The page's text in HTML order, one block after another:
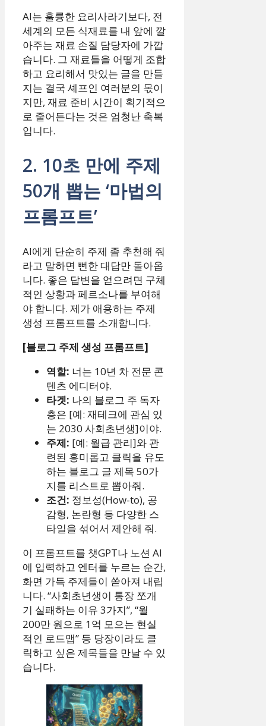
AI는 훌륭한 요리사라기보다, 전
세계의 모든 식재료를 내 앞에 깔
아주는 재료 손질 담당자에 가깝
습니다. 그 재료들을 어떻게 조합
하고 요리해서 맛있는 글을 만들
지는 결국 셰프인 여러분의 몫이
지만, 재료 준비 시간이 획기적으
로 줄어든다는 것은 엄청난 축복
입니다.
2. 10초 만에 주제
50개 뽑는 ‘마법의
프롬프트’
AI에게 단순히 주제 좀 추천해 줘
라고 말하면 뻔한 대답만 돌아옵
니다. 좋은 답변을 얻으려면 구체
적인 상황과 페르소나를 부여해
야 합니다. 제가 애용하는 주제
생성 프롬프트를 소개합니다.
[블로그 주제 생성 프롬프트]
역할: 너는 10년 차 전문 콘
텐츠 에디터야.
타겟: 나의 블로그 주 독자
층은 [예: 재테크에 관심 있
는 2030 사회초년생]이야.
주제: [예: 월급 관리]와 관
련된 흥미롭고 클릭을 유도
하는 블로그 글 제목 50가
지를 리스트로 뽑아줘.
조건: 정보성(How-to), 공
감형, 논란형 등 다양한 스
타일을 섞어서 제안해 줘.
이 프롬프트를 챗GPT나 노션 AI
에 입력하고 엔터를 누르는 순간,
화면 가득 주제들이 쏟아져 내립
니다. “사회초년생이 통장 쪼개
기 실패하는 이유 3가지”, “월
200만 원으로 1억 모으는 현실
적인 로드맵” 등 당장이라도 클
릭하고 싶은 제목들을 만날 수 있
습니다.